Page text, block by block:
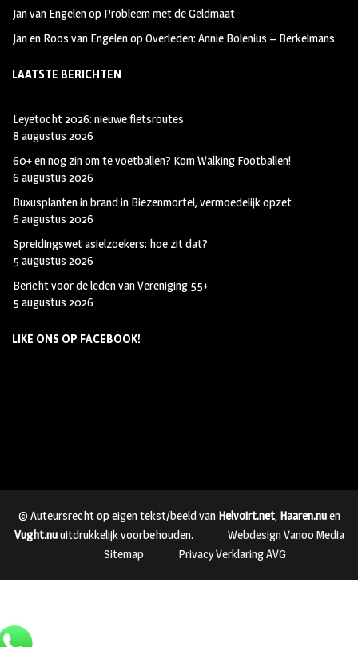
Jan van Engelenop Probleem met de Geldmaat
Jan en Roos van EngelenopOverleden: Annie Bolenius – Berkelmans
LAATSTE BERICHTEN
Leyetocht 2026: nieuwe fietsroutes
8 augustus 2026
60+ en nog zin om te voetballen? Kom Walking Footballen!
6 augustus 2026
Buxusplanten in brand in Biezenmortel, vermoedelijk opzet
6 augustus 2026
Spreidingswet asielzoekers: hoe zit dat?
5 augustus 2026
Bericht voor de leden van Vereniging 55+
5 augustus 2026
LIKE ONS OP FACEBOOK!
© Auteursrecht op eigen tekst/beeld van Helvoirt.net, Haaren.nuen
Vught.nuuitdrukkelijk voorbehouden.
Webdesign Vanoo Media
Sitemap
Privacy Verklaring AVG